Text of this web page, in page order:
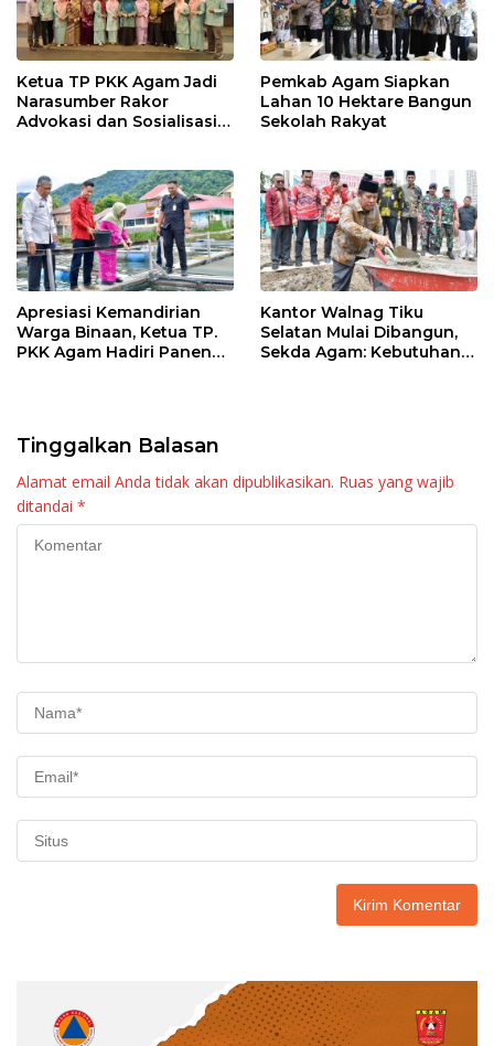
Ketua TP PKK Agam Jadi
Narasumber Rakor
Advokasi dan Sosialisasi
Pemkab Agam Siapkan
Lahan 10 Hektare Bangun
Sekolah Rakyat
Apresiasi Kemandirian
Warga Binaan, Ketua TP.
PKK Agam Hadiri Panen
Kantor Walnag Tiku
Selatan Mulai Dibangun,
Sekda Agam: Kebutuhan
Tinggalkan Balasan
Alamat email Anda tidak akan dipublikasikan. Ruas yang wajib
ditandai *